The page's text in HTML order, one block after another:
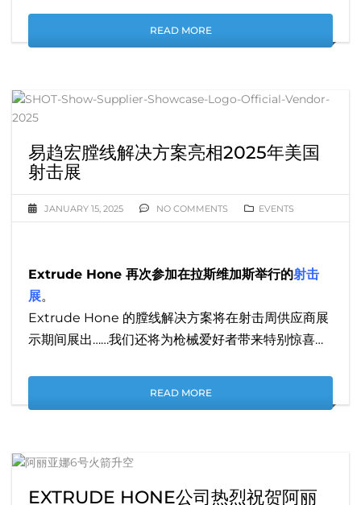
READ MORE
易趋宏膛线解决方案亮相2025年美国
射击展
JANUARY 15, 2025 NO COMMENTS EVENTS
Extrude Hone 再次参加在拉斯维加斯举行的射击
展。
Extrude Hone 的膛线解决方案将在射击周供应商展
示期间展出……我们还将为枪械爱好者带来特别惊喜…
READ MORE
EXTRUDE HONE公司热烈祝贺阿丽